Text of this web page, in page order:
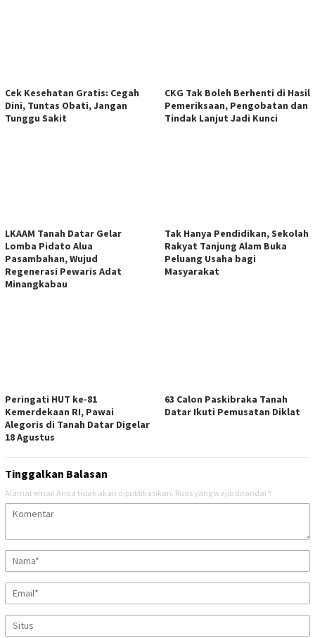
Cek Kesehatan Gratis: Cegah
Dini, Tuntas Obati, Jangan
Tunggu Sakit
CKG Tak Boleh Berhenti di Hasil
Pemeriksaan, Pengobatan dan
Tindak Lanjut Jadi Kunci
LKAAM Tanah Datar Gelar
Lomba Pidato Alua
Pasambahan, Wujud
Regenerasi Pewaris Adat
Minangkabau
Tak Hanya Pendidikan, Sekolah
Rakyat Tanjung Alam Buka
Peluang Usaha bagi
Masyarakat
Peringati HUT ke-81
Kemerdekaan RI, Pawai
Alegoris di Tanah Datar Digelar
18 Agustus
63 Calon Paskibraka Tanah
Datar Ikuti Pemusatan Diklat
Tinggalkan Balasan
Alamat email Anda tidak akan dipublikasikan. Ruas yang wajib ditandai *